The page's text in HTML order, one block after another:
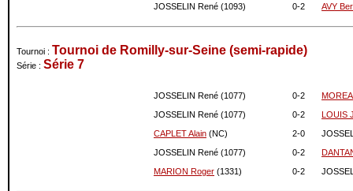
JOSSELIN René (1093)
0-2 AVY
Tournoi : Tournoi de Romilly-sur-Seine (semi-rapide)
Série : Série 7
JOSSELIN René (1077) 0-2
JOSSELIN René (1077)
0-2
LOUIS
CAPLET Alain (NC) 2-0
JOSSELIN René (1077)
0-2
MARION Roger (1331) 0-2